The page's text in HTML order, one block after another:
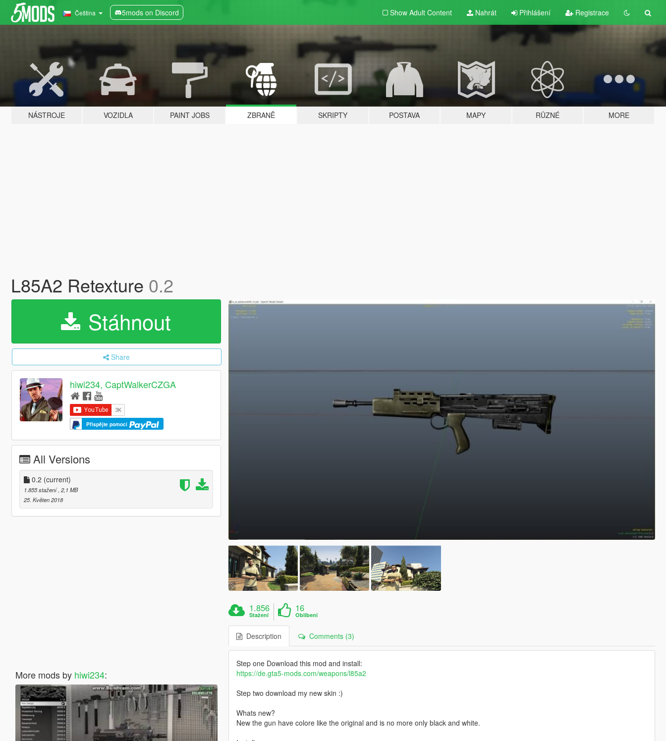
Čeština 5mods on Discord Show Adult Content Nahrát Přihlášení Registrace
NÁSTROJE VOZIDLA PAINT JOBS ZBRANĚ SKRIPTY POSTAVA MAPY RŮZNÉ MORE
L85A2 Retexture 0.2
Stáhnout
Share
hiwi234, CaptWalkerCZGA
Přispějte pomocí
All Versions
0.2 (current)
1.855 stažení, 2,1 MB
25. Květen 2018
More mods by hiwi234:
1.856
Stažení
16
Oblíbení
Description Comments (3)
Step one Download this mod and install:
https://de.gta5-mods.com/weapons/l85a2
Step two download my new skin :)
Whats new?
New the gun have colore like the original and is no more only black and white.